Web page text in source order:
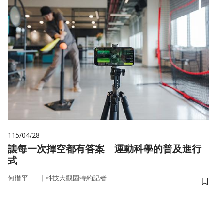
115/04/28
讓每一次揮空都有答案 運動科學的普及進行
式
何楷平 ｜ 科技大觀園特約記者
儲